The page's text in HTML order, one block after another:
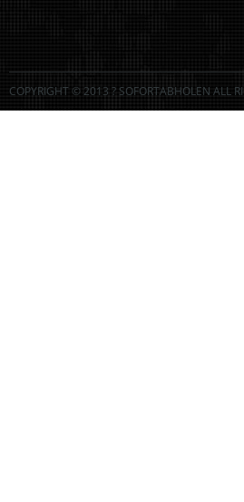
COPYRIGHT © 2013 ? SOFORTABHOLEN ALL